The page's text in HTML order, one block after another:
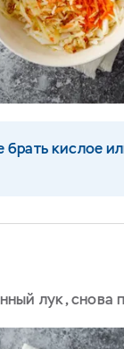
брать кислое
лук, снова